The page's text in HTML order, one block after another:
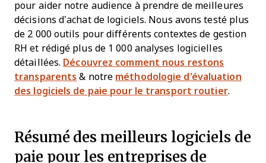
pour aider notre audience à prendre de meilleures
décisions d’achat de logiciels. Nous avons testé plus
de 2 000 outils pour différents contextes de gestion
RH et rédigé plus de 1 000 analyses logicielles
détaillées. Découvrez comment nous restons
transparents & notre méthodologie d'évaluation
des logiciels de paie pour le transport routier.
Résumé des meilleurs logiciels de
paie pour les entreprises de